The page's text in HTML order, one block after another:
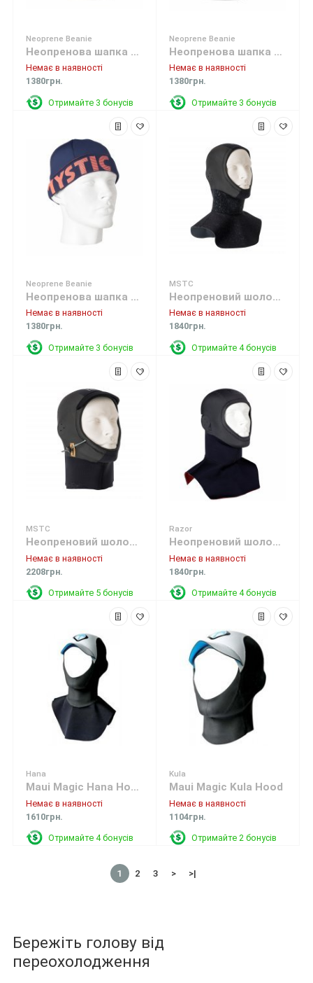
Neoprene Beanie
Неопренова шапка Mystic Neoprene Beanie 800 Grey
Немає в наявності
1380грн.
Отримайте 3 бонусів
Neoprene Beanie
Неопренова шапка Mystic Neoprene Beanie Fishbone
Немає в наявності
1380грн.
Отримайте 3 бонусів
Neoprene Beanie
Неопренова шапка Mystic Neoprene Beanie Navy
Немає в наявності
1380грн.
Отримайте 3 бонусів
MSTC
Неопреновий шолом Mystic MSTC - Cold Hood Long Black
Немає в наявності
1840грн.
Отримайте 4 бонусів
MSTC
Неопреновий шолом Mystic MSTC Freeze hood Black 3мм
Немає в наявності
2208грн.
Отримайте 5 бонусів
Razor
Неопреновий шолом Mystic Razor hood Extreme Black
Немає в наявності
1840грн.
Отримайте 4 бонусів
Hana
Maui Magic Hana Hood Extreme Surf
Немає в наявності
1610грн.
Отримайте 4 бонусів
Kula
Maui Magic Kula Hood
Немає в наявності
1104грн.
Отримайте 2 бонусів
1 2 3 > >|
Бережіть голову від
переохолодження